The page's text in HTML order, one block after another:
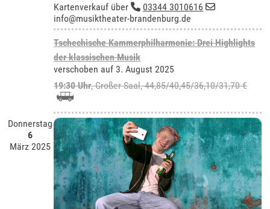
Kartenverkauf über
03344 3010616
info@musiktheater-brandenburg.de
Tschechische Kammerphilharmonie: Drei Highlights
der klassischen Musik
verschoben auf 3. August 2025
19:30 Uhr,Großer Saal, 44,85/40,45/36,10/31,70 €
Donnerstag
6
März 2025